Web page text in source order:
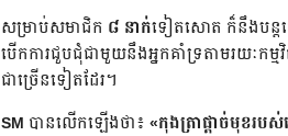
សម្រាប់សមាជិក​ ៨ នាក់ទៀតសោត ក៏នឹង​បន្តច
បើកការជួបជុំជាមួយនឹង​អ្នក​គាំទ្រ​តាមរយៈកម្ម
ជា​ច្រើនទៀតដែរ។
SM បាន​លើកឡើងថា៖ «កុងត្រាផ្ដាច់មុខរ